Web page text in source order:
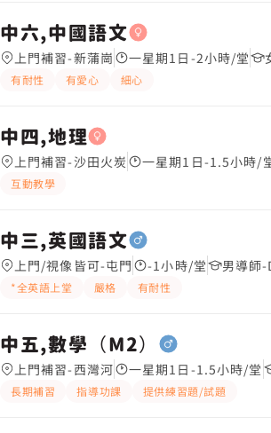
中六,中國語文
上門補習-新蒲崗 一星期1日-2小時/堂
有耐性 有愛心 細心
中四,地理
上門補習-沙田火炭 一星期1日-1.5小時/
互動教學
中三,英國語文
上門/視像皆可-屯門 -1小時/堂 男導師-
*全英語上堂 嚴格 有耐性
中五,數學（M2）
上門補習-西灣河 一星期1日-1.5小時/堂
長期補習 指導功課 提供練習題/試題